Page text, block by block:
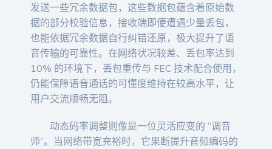
发送一些冗余数据包，这些数据包蕴含着原始数
据的部分校验信息，接收端即便遭遇少量丢包，
也能依据冗余数据自行纠错还原，极大提升了语
音传输的可靠性。在网络状况较差、丢包率达到
10% 的环境下，丢包重传与 FEC 技术配合使用，
仍能保障语音通话的可懂度维持在较高水平，让
用户交流顺畅无阻。
动态码率调整则像是一位灵活应变的 “调音
师”。当网络带宽充裕时，它果断提升音频编码的